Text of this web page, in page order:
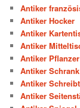
Antiker
Antiker Hocker
Antiker
Antiker
Antiker Pflanzer
Antiker Schrank
Antiker
Antiker